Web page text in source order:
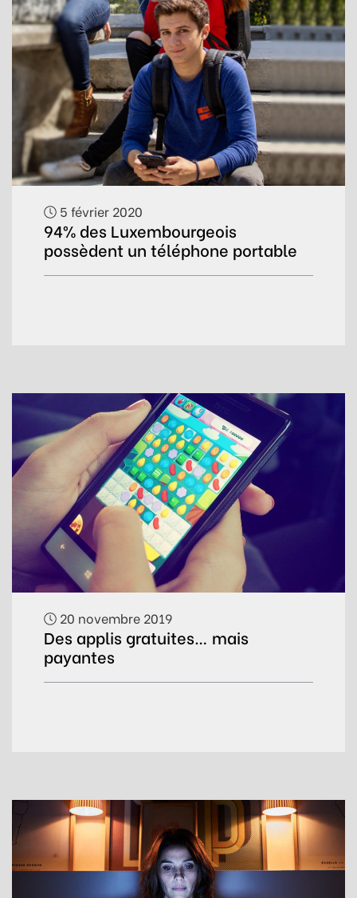
5 février 2020
94% des Luxembourgeois
possèdent un téléphone portable
20 novembre 2019
Des applis gratuites… mais
payantes